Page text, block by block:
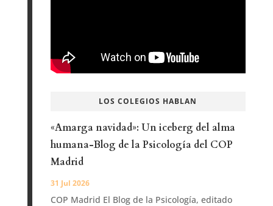
LOS COLEGIOS HABLAN
«Amarga navidad»: Un iceberg del alma
humana-Blog de la Psicología del COP
Madrid
31 Jul 2026
COP Madrid El Blog de la Psicología, editado